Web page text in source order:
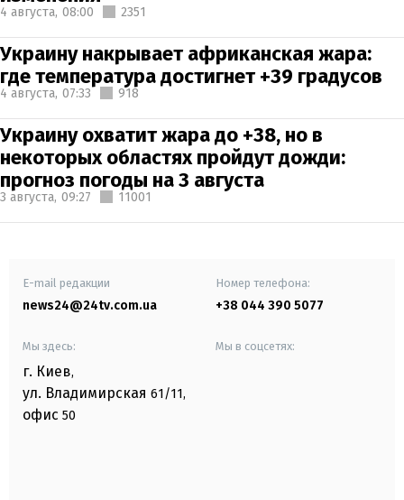
4 августа, 08:00 2351
Украину накрывает африканская жара:
где температура достигнет +39 градусов
4 августа, 07:33 918
Украину охватит жара до +38, но в
некоторых областях пройдут дожди:
прогноз погоды на 3 августа
3 августа, 09:27 11001
E-mail редакции
news24@24tv.com.ua
Номер телефона:
+38 044 390 5077
Мы здесь:
г. Киев,
ул. Владимирская 61/11,
офис 50
Мы в соцсетях: